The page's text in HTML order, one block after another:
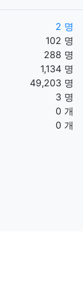
2 명
102 명
288 명
1,134 명
49,203 명
3 명
0 개
0 개